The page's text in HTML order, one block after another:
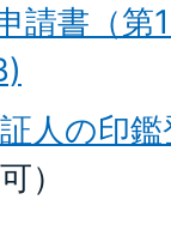
請書（第
人の印
）